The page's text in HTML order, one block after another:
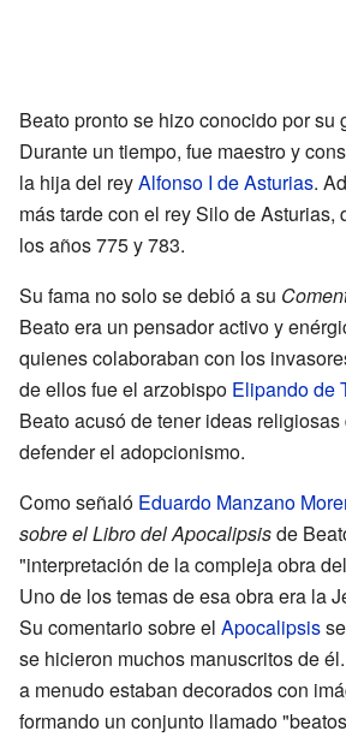
Beato pronto se hizo conocido por su
Durante un tiempo, fue maestro y
la hija del reyAlfonso I de Asturias.
más tarde con el rey Silo de Asturias,
los años 775 y 783.
Su fama no solo se debió a su
Beato era un pensador activo y
quienes colaboraban con los
de ellos fue el arzobispo Elipando de
Beato acusó de tener ideas
defender el adopcionismo.
Como señaló Eduardo Manzano
sobre el Libro del Apocalipsisde
"interpretación de la compleja obra del
Uno de los temas de esa obra era la
Su comentario sobre el Apocalipsis
se hicieron muchos manuscritos de
a menudo estaban decorados con
formando un conjunto llamado